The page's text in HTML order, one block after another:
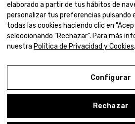
© 2000-2024 Amaya
elaborado a partir de tus hábitos de
personalizar tus preferencias pulsando
todas las cookies haciendo clic en
seleccionando "Rechazar". Para más
nuestra Política de Privacidad y Cookies.
Configurar
Rechazar
Política de Privacidad y
Condiciones de